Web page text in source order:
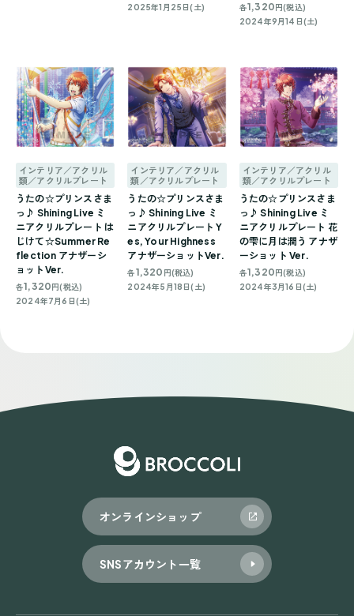
2025年1月25日(土)
各1,320円(税込)
2024年9月14日(土)
インテリア／アクリル
類／アクリルプレート
うたの☆プリンスさま
っ♪ Shining Live ミ
ニアクリルプレート は
じけて☆Summer Re
flection アナザーシ
ョットVer.
各1,320 円(税込)
2024年7月6日(土)
インテリア／アクリル
類／アクリルプレート
うたの☆プリンスさま
っ♪ Shining Live ミ
ニアクリルプレート Y
es, Your Highness
アナザーショットVer.
各1,320 円(税込)
2024年5月18日(土)
インテリア／アクリル
類／アクリルプレート
うたの☆プリンスさま
っ♪ Shining Live ミ
ニアクリルプレート 花
の雫に月は潤う アナザ
ーショット Ver.
各1,320 円(税込)
2024年3月16日(土)
オンラインショップ
SNSアカウント一覧